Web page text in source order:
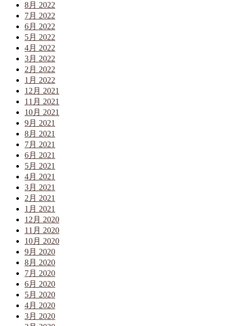
8月 2022
7月 2022
6月 2022
5月 2022
4月 2022
3月 2022
2月 2022
1月 2022
12月 2021
11月 2021
10月 2021
9月 2021
8月 2021
7月 2021
6月 2021
5月 2021
4月 2021
3月 2021
2月 2021
1月 2021
12月 2020
11月 2020
10月 2020
9月 2020
8月 2020
7月 2020
6月 2020
5月 2020
4月 2020
3月 2020